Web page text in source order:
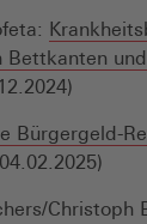
Bettkanten
Bürgergeld-
Christoph